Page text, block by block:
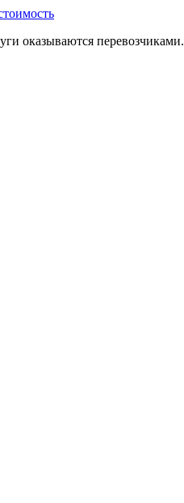
оказываются перевозчиками.